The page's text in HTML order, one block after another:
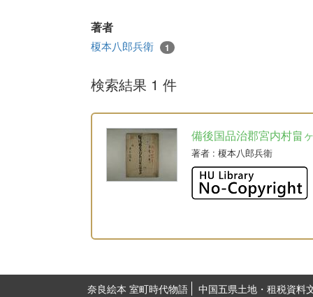
著者
榎本八郎兵衛 1
検索結果 1 件
備後国品治郡宮内村畠
著者 : 榎本八郎兵衛
奈良絵本 室町時代物語
中国五県土地・租税資料